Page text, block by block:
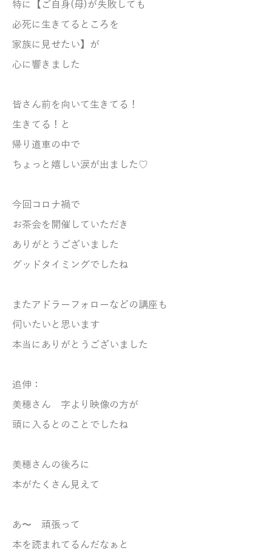
特に【ご自身(母)が失敗しても
必死に生きてるところを
家族に見せたい】が
心に響きました
皆さん前を向いて生きてる！
生きてる！と
帰り道車の中で
ちょっと嬉しい涙が出ました♡
今回コロナ禍で
お茶会を開催していただき
ありがとうございました
グッドタイミングでしたね
またアドラーフォローなどの講座も
伺いたいと思います
本当にありがとうございました
追伸：
美穂さん 字より映像の方が
頭に入るとのことでしたね
美穂さんの後ろに
本がたくさん見えて
あ〜 頑張って
本を読まれてるんだなぁと